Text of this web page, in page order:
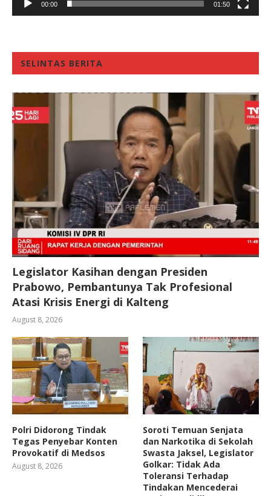
00:00 01:50
SELINTAS BERITA
Legislator Kasihan dengan Presiden
Prabowo, Pembantunya Tak Profesional
Atasi Krisis Energi di Kalteng
August 8, 2026
Polri Didorong Tindak
Tegas Penyebar Konten
Provokatif di Medsos
August 8, 2026
Soroti Temuan Senjata
dan Narkotika di Sekolah
Swasta Jaksel, Legislator
Golkar: Tidak Ada
Toleransi Terhadap
Tindakan Mencederai